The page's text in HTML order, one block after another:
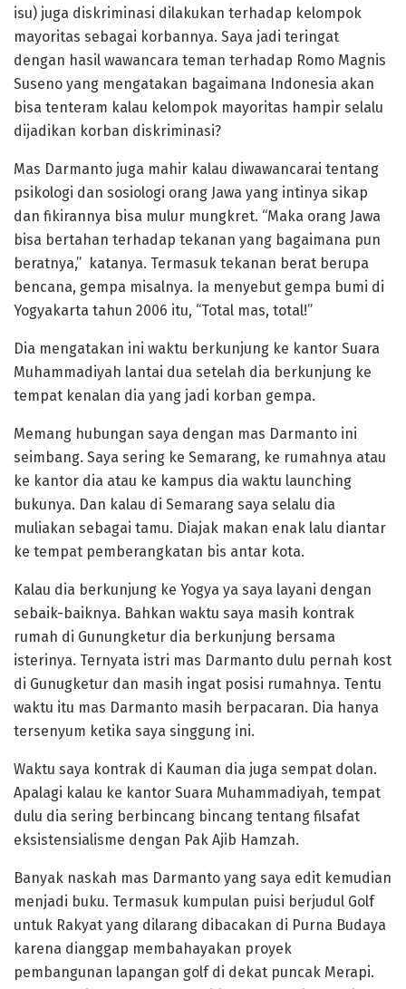
isu) juga diskriminasi dilakukan terhadap kelompok
mayoritas sebagai korbannya. Saya jadi teringat
dengan hasil wawancara teman terhadap Romo Magnis
Suseno yang mengatakan bagaimana Indonesia akan
bisa tenteram kalau kelompok mayoritas hampir selalu
dijadikan korban diskriminasi?
Mas Darmanto juga mahir kalau diwawancarai tentang
psikologi dan sosiologi orang Jawa yang intinya sikap
dan fikirannya bisa mulur mungkret. “Maka orang Jawa
bisa bertahan terhadap tekanan yang bagaimana pun
beratnya,” katanya. Termasuk tekanan berat berupa
bencana, gempa misalnya. Ia menyebut gempa bumi di
Yogyakarta tahun 2006 itu, “Total mas, total!”
Dia mengatakan ini waktu berkunjung ke kantor Suara
Muhammadiyah lantai dua setelah dia berkunjung ke
tempat kenalan dia yang jadi korban gempa.
Memang hubungan saya dengan mas Darmanto ini
seimbang. Saya sering ke Semarang, ke rumahnya atau
ke kantor dia atau ke kampus dia waktu launching
bukunya. Dan kalau di Semarang saya selalu dia
muliakan sebagai tamu. Diajak makan enak lalu diantar
ke tempat pemberangkatan bis antar kota.
Kalau dia berkunjung ke Yogya ya saya layani dengan
sebaik-baiknya. Bahkan waktu saya masih kontrak
rumah di Gunungketur dia berkunjung bersama
isterinya. Ternyata istri mas Darmanto dulu pernah kost
di Gunugketur dan masih ingat posisi rumahnya. Tentu
waktu itu mas Darmanto masih berpacaran. Dia hanya
tersenyum ketika saya singgung ini.
Waktu saya kontrak di Kauman dia juga sempat dolan.
Apalagi kalau ke kantor Suara Muhammadiyah, tempat
dulu dia sering berbincang bincang tentang filsafat
eksistensialisme dengan Pak Ajib Hamzah.
Banyak naskah mas Darmanto yang saya edit kemudian
menjadi buku. Termasuk kumpulan puisi berjudul Golf
untuk Rakyat yang dilarang dibacakan di Purna Budaya
karena dianggap membahayakan proyek
pembangunan lapangan golf di dekat puncak Merapi.